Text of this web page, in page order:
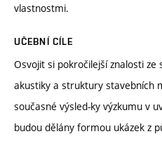
vlastnostmi.
UČEBNÍ CÍLE
Osvojit si pokročilejší znalosti
akustiky a struktury stavebních
současné výsled-ky výzkumu v
budou dělány formou ukázek z